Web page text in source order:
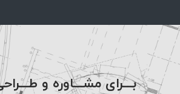
بـــرای مشـــاوره و